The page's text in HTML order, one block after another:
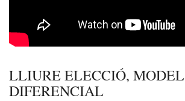
LLIURE ELECCIÓ, MODEL
DIFERENCIAL